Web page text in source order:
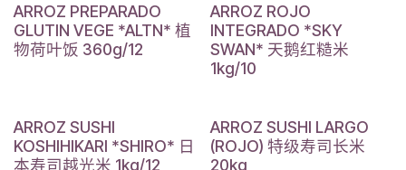
ARROZ PREPARADO
GLUTIN VEGE *ALTN* 植
物荷叶饭 360g/12
ARROZ ROJO
INTEGRADO *SKY
SWAN* 天鹅红糙米
1kg/10
ARROZ SUSHI
KOSHIHIKARI *SHIRO* 日
本寿司越光米 1kg/12
ARROZ SUSHI LARGO
(ROJO) 特级寿司长米
20kg